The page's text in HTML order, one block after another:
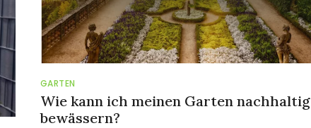
GARTEN
Wie kann ich meinen Garten nachhaltig
bewässern?